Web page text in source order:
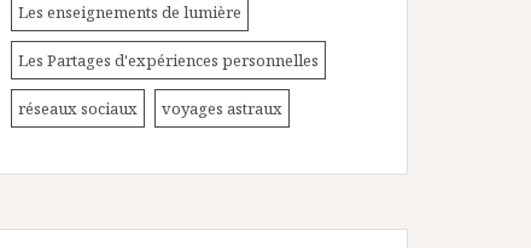
Les enseignements de lumière
Les Partages d'expériences personnelles
réseaux sociaux voyages astraux